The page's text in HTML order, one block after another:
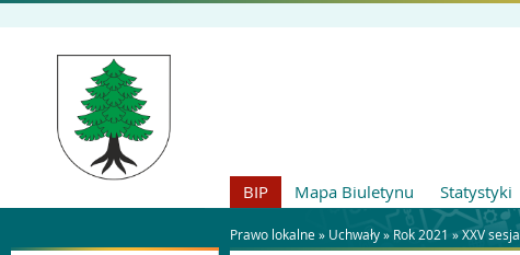
BIP Mapa Biuletynu Statystyki
Prawo lokalne » Uchwały» Rok 2021 »XXV sesja